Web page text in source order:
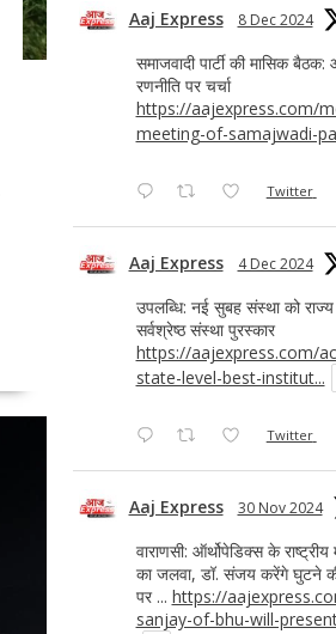
Aaj Express 8 Dec 2024
समाजवादी पार्टी की मासिक बैठक:
रणनीति पर चर्चा
https://aajexpress.com/
meeting-of-samajwadi-
Twitter
Aaj Express 4 Dec 2024
उपलब्धि: नई सुबह संस्था को राज्य
सर्वश्रेष्ठ संस्था पुरस्कार
https://aajexpress.com/
state-level-best-institut...
Twitter
Aaj Express 30 Nov 2024
वाराणसी: ऑर्थोपेडिक्स के
का जलवा, डॉ. संजय करेंगे घुटने
पर ... https://
sanjay-of-bhu-will-